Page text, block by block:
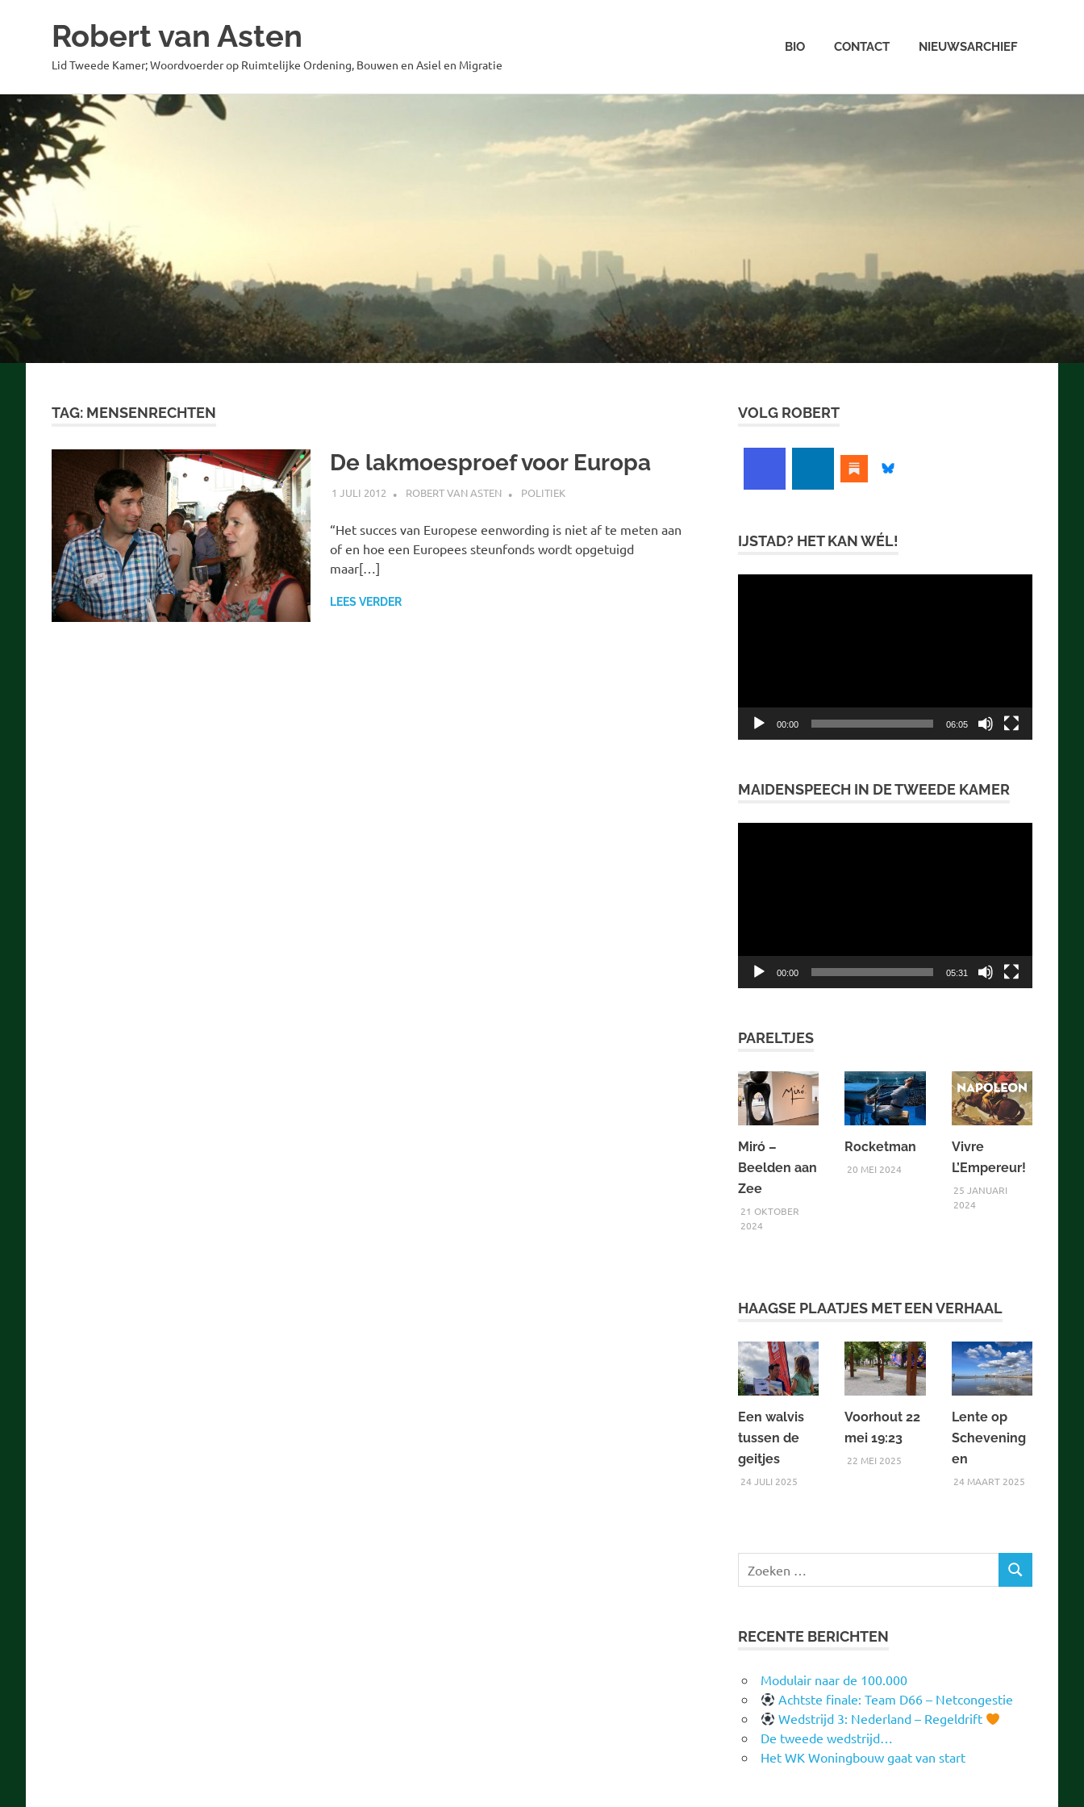
naar
de
inhoud
Robert van Asten
Lid Tweede Kamer; Woordvoerder op Ruimtelijke Ordening, Bouwen en Asiel en Migratie
BIO CONTACT NIEUWSARCHIEF
TAG: MENSENRECHTEN
De lakmoesproef voor Europa
1 JULI 2012 ROBERT VAN ASTEN POLITIEK
“Het succes van Europese eenwording is niet af te meten aan
of en hoe een Europees steunfonds wordt opgetuigd
maar[…]
LEES VERDER
VOLG ROBERT
IJSTAD? HET KAN WÉL!
00:00 06:05
MAIDENSPEECH IN DE TWEEDE KAMER
00:00 05:31
PARELTJES
Miró –
Beelden aan
Zee
21 OKTOBER
2024
Rocketman
20 MEI 2024
Vivre
L’Empereur!
25 JANUARI
2024
HAAGSE PLAATJES MET EEN VERHAAL
Een walvis
tussen de
geitjes
24 JULI 2025
Voorhout 22
mei 19:23
22 MEI 2025
Lente op
Schevening
en
24 MAART 2025
naar:
ZOEKEN
RECENTE BERICHTEN
Modulair naar de 100.000
Achtste finale: Team D66 – Netcongestie
Wedstrijd 3: Nederland – Regeldrift
De tweede wedstrijd…
Het WK Woningbouw gaat van start